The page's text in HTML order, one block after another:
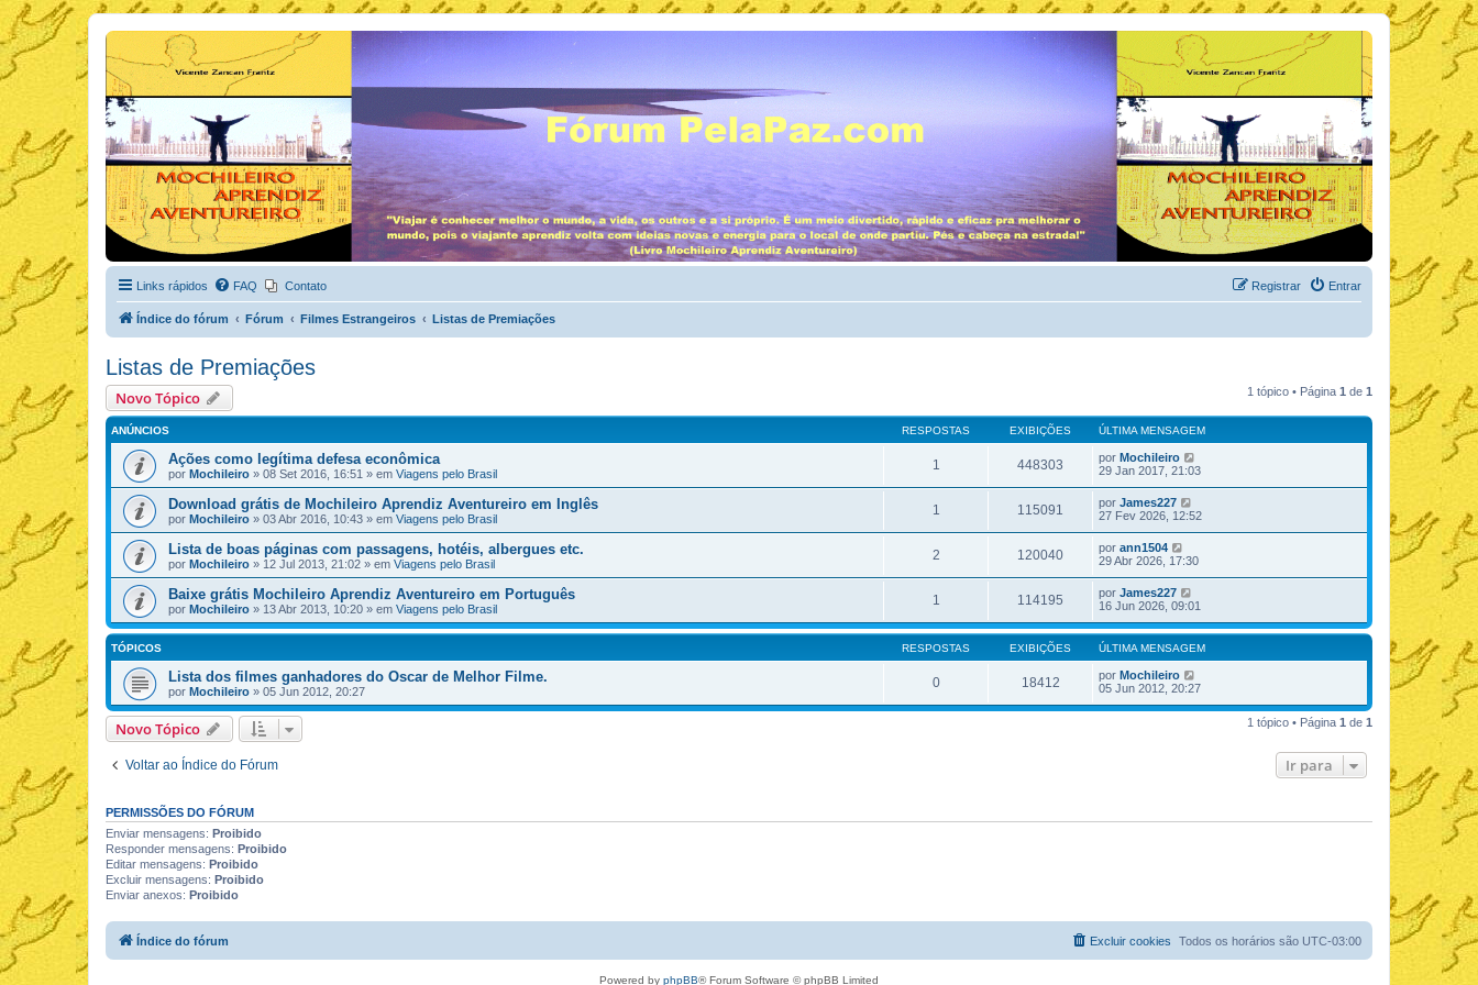
Links rápidos FAQ Contato Entrar
Registrar
Índice do fórum Fórum Filmes Estrangeiros Listas de Premiações
Listas de Premiações
Novo Tópico 1 tópico • Página 1 de 1
ANÚNCIOS RESPOSTAS EXIBIÇÕES ÚLTIMA MENSAGEM
Ações como legítima defesa econômica
por Mochileiro » 08 Set 2016, 16:51 » em Viagens pelo Brasil
1 448303 por Mochileiro
29 Jan 2017, 21:03
Download grátis de Mochileiro Aprendiz Aventureiro em Inglês
por Mochileiro » 03 Abr 2016, 10:43 » em Viagens pelo Brasil
1 115091 por James227
27 Fev 2026, 12:52
Lista de boas páginas com passagens, hotéis, albergues etc.
por Mochileiro » 12 Jul 2013, 21:02 » em Viagens pelo Brasil
2 120040 por ann1504
29 Abr 2026, 17:30
Baixe grátis Mochileiro Aprendiz Aventureiro em Português
por Mochileiro » 13 Abr 2013, 10:20 » em Viagens pelo Brasil
1 114195 por James227
16 Jun 2026, 09:01
TÓPICOS RESPOSTAS EXIBIÇÕES ÚLTIMA MENSAGEM
Lista dos filmes ganhadores do Oscar de Melhor Filme.
por Mochileiro » 05 Jun 2012, 20:27
0 18412 por Mochileiro
05 Jun 2012, 20:27
Novo Tópico 1 tópico • Página 1 de 1
Voltar ao Índice do Fórum Ir para
PERMISSÕES DO FÓRUM
Enviar mensagens: Proibido
Responder mensagens: Proibido
Editar mensagens: Proibido
Excluir mensagens: Proibido
Enviar anexos: Proibido
Índice do fórum Todos os horários são UTC-03:00
Excluir cookies
Powered by phpBB® Forum Software © phpBB Limited